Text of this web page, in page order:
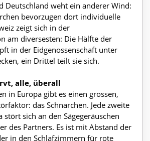
Deutschland weht ein anderer Wind:
bevorzugen dort individuelle
zeigt sich in der
am diversesten: Die Hälfte der
in der Eidgenossenschaft unter
ein Drittel teilt sie sich.
alle, überall
in Europa gibt es einen grossen,
das Schnarchen. Jede zweite
stört sich an den Sägegeräuschen
des Partners. Es ist mit Abstand der
in den Schlafzimmern für rote